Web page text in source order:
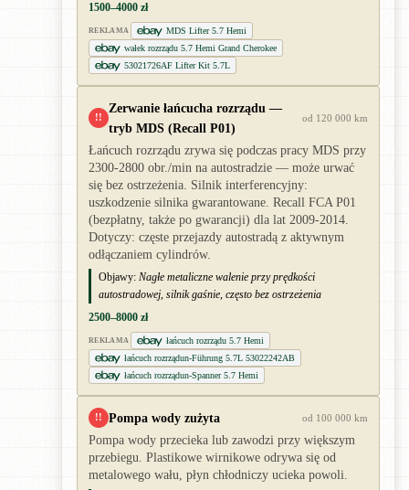
1500–4000 zł
REKLAMA
MDS Lifter 5.7 Hemi
wałek rozrządu 5.7 Hemi Grand Cherokee
53021726AF Lifter Kit 5.7L
!!
Zerwanie łańcucha rozrządu —
tryb MDS (Recall P01)
od 120 000 km
Łańcuch rozrządu zrywa się podczas pracy MDS przy
2300-2800 obr./min na autostradzie — może urwać
się bez ostrzeżenia. Silnik interferencyjny:
uszkodzenie silnika gwarantowane. Recall FCA P01
(bezpłatny, także po gwarancji) dla lat 2009-2014.
Dotyczy: częste przejazdy autostradą z aktywnym
odłączaniem cylindrów.
Objawy: Nagłe metaliczne walenie przy prędkości
autostradowej, silnik gaśnie, często bez ostrzeżenia
2500–8000 zł
REKLAMA
łańcuch rozrządu 5.7 Hemi
łańcuch rozrządun-Führung 5.7L 53022242AB
łańcuch rozrządun-Spanner 5.7 Hemi
!! Pompa wody zużyta od 100 000 km
Pompa wody przecieka lub zawodzi przy większym
przebiegu. Plastikowe wirnikowe odrywa się od
metalowego wału, płyn chłodniczy ucieka powoli.